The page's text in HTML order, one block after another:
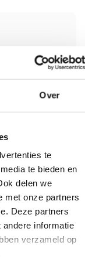
Over
te
te bieden en
delen we
met onze partners
Deze partners
informatie
verzameld op
m vrijdag van